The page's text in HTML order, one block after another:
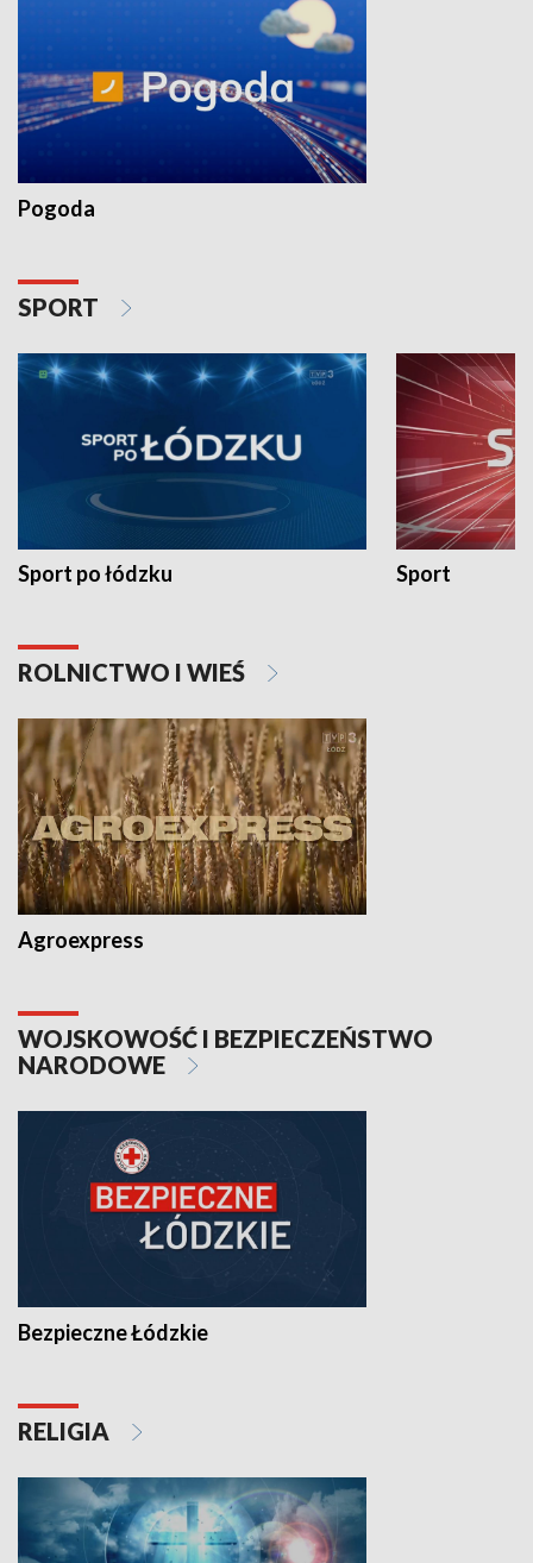
Pogoda
SPORT
Sport po łódzku Sport
ROLNICTWO I WIEŚ
Agroexpress
WOJSKOWOŚĆ I BEZPIECZEŃSTWO
NARODOWE
Bezpieczne Łódzkie
RELIGIA